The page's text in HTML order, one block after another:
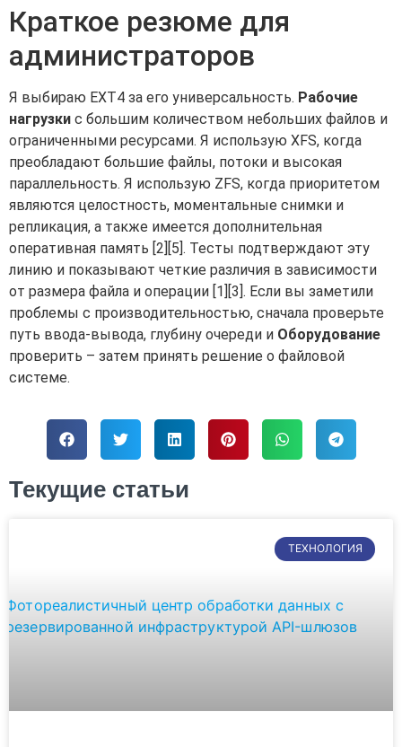
Краткое резюме для
администраторов
Я выбираю EXT4 за его универсальность. Рабочие
нагрузки с большим количеством небольших файлов и
ограниченными ресурсами. Я использую XFS, когда
преобладают большие файлы, потоки и высокая
параллельность. Я использую ZFS, когда приоритетом
являются целостность, моментальные снимки и
репликация, а также имеется дополнительная
оперативная память [2][5]. Тесты подтверждают эту
линию и показывают четкие различия в зависимости
от размера файла и операции [1][3]. Если вы заметили
проблемы с производительностью, сначала проверьте
путь ввода-вывода, глубину очереди и Оборудование
проверить – затем принять решение о файловой
системе.
Текущие статьи
ТЕХНОЛОГИЯ